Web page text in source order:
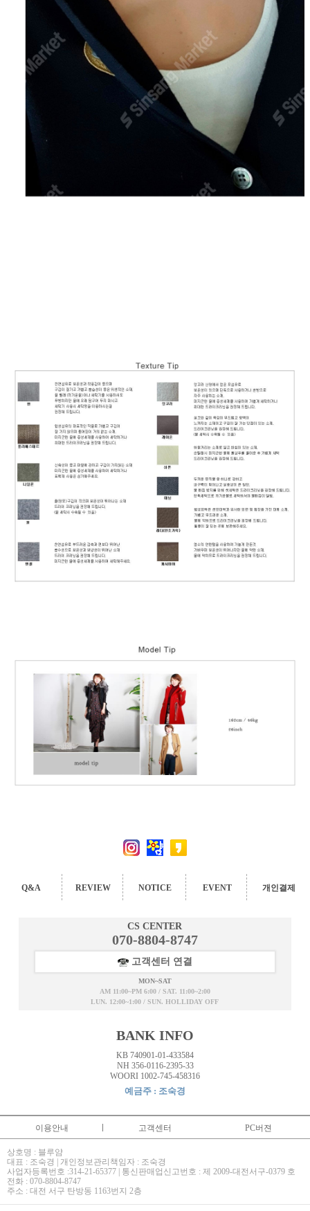
Q&A REVIEW NOTICE EVENT 개인결제
CS CENTER
070-8804-8747
고객센터 연결
MON~SAT
AM 11:00~PM 6:00 / SAT. 11:00~2:00
LUN. 12:00~1:00 / SUN. HOLLIDAY OFF
BANK INFO
KB 740901-01-433584
NH 356-0116-2395-33
WOORI 1002-745-458316
예금주 : 조숙경
이용안내 고객센터 PC버젼
상호명 : 블루얌
대표 : 조숙경 | 개인정보관리책임자 : 조숙경
사업자등록번호 :314-21-65377 | 통신판매업신고번호 : 제 2009-대전서구-0379 호
전화 : 070-8804-8747
주소 : 대전 서구 탄방동 1163번지 2층